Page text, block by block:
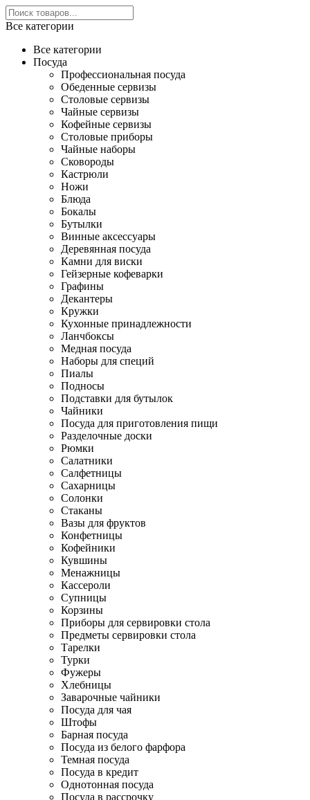
Все категории
Все категории
Посуда
Профессиональная посуда
Обеденные сервизы
Столовые сервизы
Чайные сервизы
Кофейные сервизы
Столовые приборы
Чайные наборы
Сковороды
Кастрюли
Ножи
Блюда
Бокалы
Бутылки
Винные аксессуары
Деревянная посуда
Камни для виски
Гейзерные кофеварки
Графины
Декантеры
Кружки
Кухонные принадлежности
Ланчбоксы
Медная посуда
Наборы для специй
Пиалы
Подносы
Подставки для бутылок
Чайники
Посуда для приготовления пищи
Разделочные доски
Рюмки
Салатники
Салфетницы
Сахарницы
Солонки
Стаканы
Вазы для фруктов
Конфетницы
Кофейники
Кувшины
Менажницы
Кассероли
Супницы
Корзины
Приборы для сервировки стола
Предметы сервировки стола
Тарелки
Турки
Фужеры
Хлебницы
Заварочные чайники
Посуда для чая
Штофы
Барная посуда
Посуда из белого фарфора
Темная посуда
Посуда в кредит
Однотонная посуда
Посуда в рассрочку